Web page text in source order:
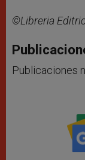
©Libreria
Publicaciones